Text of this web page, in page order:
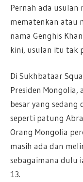
Pernah ada
mematenkan atau
nama Genghis
kini, usulan itu tak
Di Sukhbataar
Presiden Mongolia,
besar yang sedang
seperti patung
Orang Mongolia
masih ada dan
sebagaimana dulu
13.